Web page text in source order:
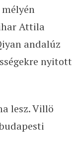
Attila
andalúz
nyitott
lesz. Villö